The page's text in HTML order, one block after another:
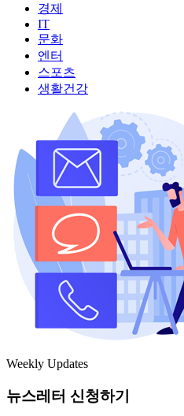
경제
IT
문화
엔터
스포츠
생활건강
Weekly Updates
뉴스레터 신청하기